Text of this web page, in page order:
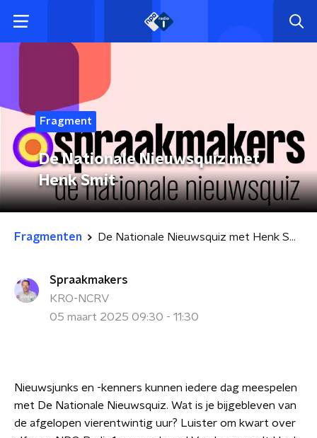
Fragment
De Nationale Nieuwsquiz met
Henk Smit
Fragmenten De Nationale Nieuwsquiz met Henk Smit
Spraakmakers
KRO-NCRV
05 maart 2025 09:30 - 11:30
Nieuwsjunks en -kenners kunnen iedere dag meespelen
met De Nationale Nieuwsquiz. Wat is je bijgebleven van
de afgelopen vierentwintig uur? Luister om kwart over